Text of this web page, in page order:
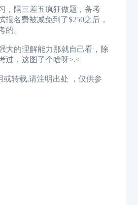
隔三差五疯狂做题，备考
名费被减免到了$250之后，
的。
的理解能力那就自己看，除
过，这图了个啥呀>.<
转载,请注明出处 ，仅供参